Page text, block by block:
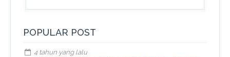
POPULAR POST
4 tahun yang lalu